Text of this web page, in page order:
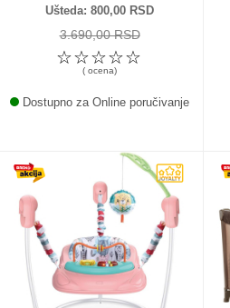
Ušteda 800,00 RSD
3.690,00 RSD
☆
☆
☆
☆
☆
( ocena)
Dostupno za Online poručivanje